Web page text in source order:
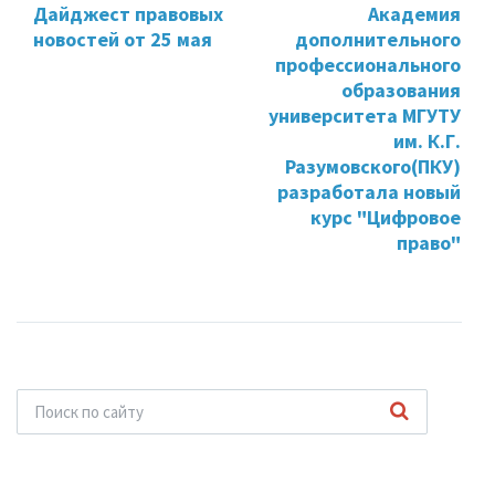
Дайджест правовых
новостей от 25 мая
Академия
дополнительного
профессионального
образования
университета МГУТУ
им. К.Г.
Разумовского(ПКУ)
разработала новый
курс "Цифровое
право"